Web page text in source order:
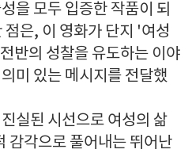
을 모두 입증한 작품이 되
은, 이 영화가 단지 '여성
반의 성찰을 유도하는 이야
미 있는 메시지를 전달했
실된 시선으로 여성의 삶
감각으로 풀어내는 뛰어난